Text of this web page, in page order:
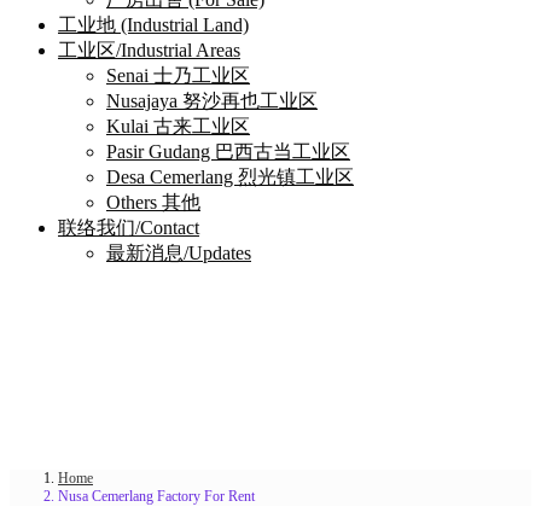
工业地 (Industrial Land)
工业区/Industrial Areas
Senai 士乃工业区
Nusajaya 努沙再也工业区
Kulai 古来工业区
Pasir Gudang 巴西古当工业区
Desa Cemerlang 烈光镇工业区
Others 其他
联络我们/Contact
最新消息/Updates
Home
Nusa Cemerlang Factory For Rent